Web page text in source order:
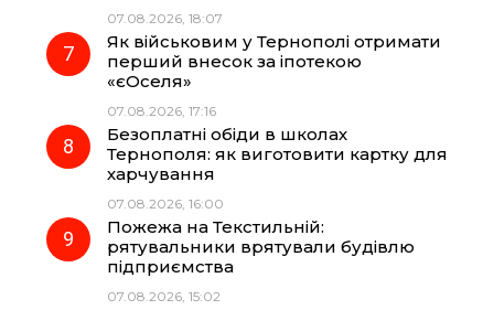
07.08.2026, 18:07
Як військовим у Тернополі отримати
перший внесок за іпотекою
«єОселя»
07.08.2026, 17:16
Безоплатні обіди в школах
Тернополя: як виготовити картку для
харчування
07.08.2026, 16:00
Пожежа на Текстильній:
рятувальники врятували будівлю
підприємства
07.08.2026, 15:02